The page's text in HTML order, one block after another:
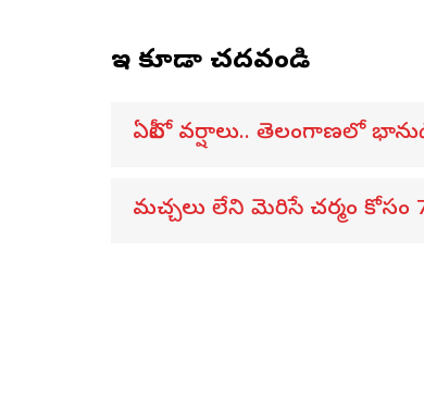
ఇవి కూడా చదవండి
ఏపీలో వర్షాలు.. తెలంగాణలో
మచ్చలు లేని మెరిసే చర్మం కోసం